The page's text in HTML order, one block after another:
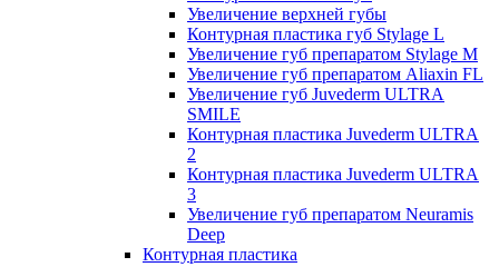
Увеличение верхней губы
Контурная пластика губ Stylage L
Увеличение губ препаратом Stylage M
Увеличение губ препаратом Aliaxin FL
Увеличение губ Juvederm ULTRA
SMILE
Контурная пластика Juvederm ULTRA
2
Контурная пластика Juvederm ULTRA
3
Увеличение губ препаратом Neuramis
Deep
Контурная пластика